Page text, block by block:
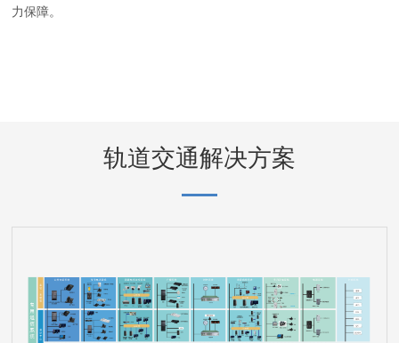
力保障。
轨道交通解决方案